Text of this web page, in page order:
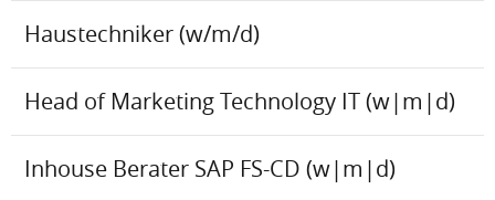
Haustechniker (w/m/d)
Head of Marketing Technology IT (w|m|d)
Inhouse Berater SAP FS-CD (w|m|d)